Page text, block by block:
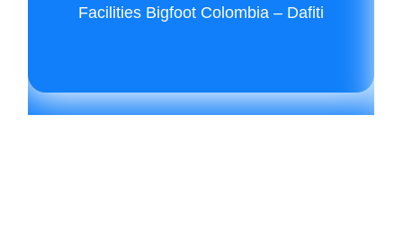
Facilities Bigfoot Colombia – Dafiti